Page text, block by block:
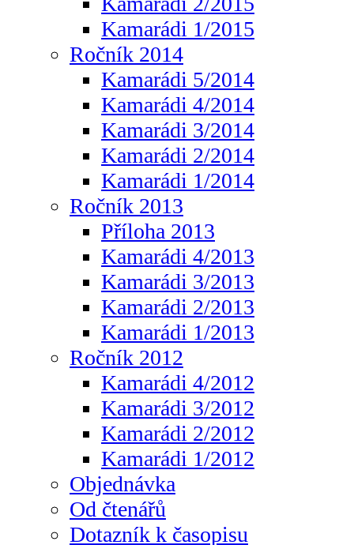
Kamarádi 1/2015
Ročník 2014
Kamarádi 5/2014
Kamarádi 4/2014
Kamarádi 3/2014
Kamarádi 2/2014
Kamarádi 1/2014
Ročník 2013
Příloha 2013
Kamarádi 4/2013
Kamarádi 3/2013
Kamarádi 2/2013
Kamarádi 1/2013
Ročník 2012
Kamarádi 4/2012
Kamarádi 3/2012
Kamarádi 2/2012
Kamarádi 1/2012
Objednávka
Od čtenářů
Dotazník k časopisu